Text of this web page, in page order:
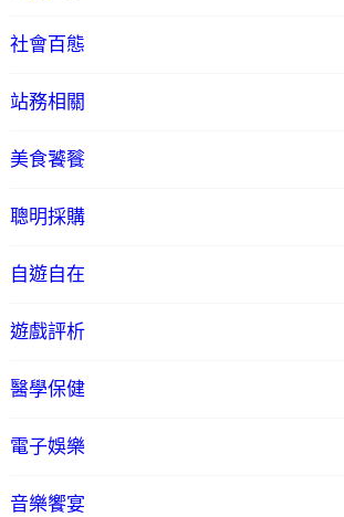
社會百態
站務相關
美食饕餮
聰明採購
自遊自在
遊戲評析
醫學保健
電子娛樂
音樂饗宴